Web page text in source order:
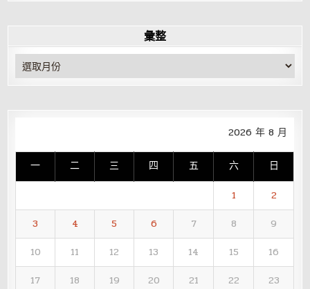
彙整
彙
整
2026 年 8 月
一 二 三 四 五 六 日
1
2
3
4 5 6 7 8
9
10
11 12 13 14 15
16
17
18 19 20 21 22
23